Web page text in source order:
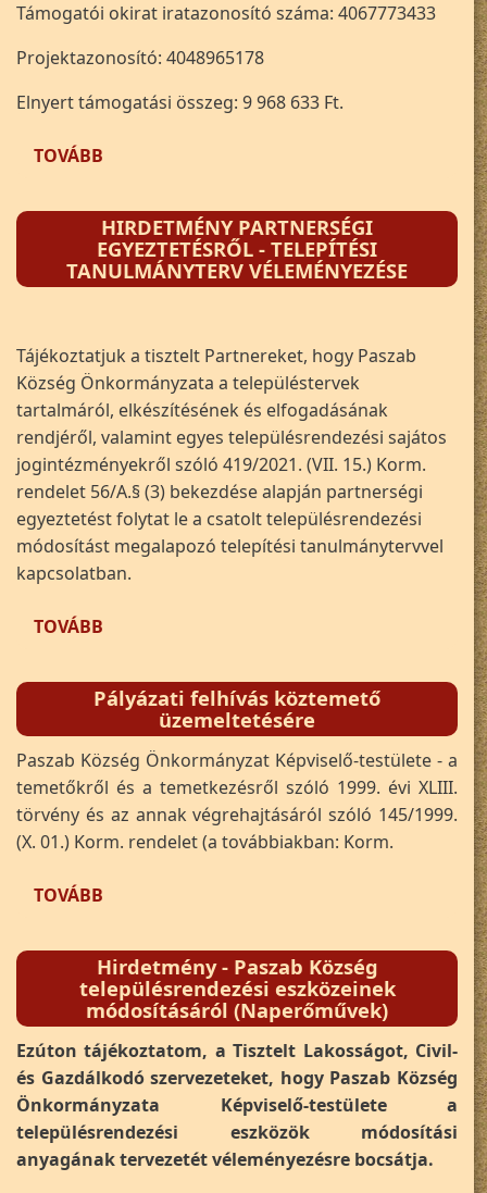
Támogatói okirat iratazonosító száma: 4067773433
Projektazonosító: 4048965178
Elnyert támogatási összeg: 9 968 633 Ft.
TOVÁBB (MFP-ÖTIFB/2025 - MŰHELY ÉS GARÁZSOK
HIRDETMÉNY PARTNERSÉGI
EGYEZTETÉSRŐL - TELEPÍTÉSI
TANULMÁNYTERV VÉLEMÉNYEZÉSE
Tájékoztatjuk a tisztelt Partnereket, hogy Paszab
Község Önkormányzata a településtervek
tartalmáról, elkészítésének és elfogadásának
rendjéről, valamint egyes településrendezési sajátos
jogintézményekről szóló 419/2021. (VII. 15.) Korm.
rendelet 56/A.§ (3) bekezdése alapján partnerségi
egyeztetést folytat le a csatolt településrendezési
módosítást megalapozó telepítési tanulmánytervvel
kapcsolatban.
TOVÁBB (HIRDETMÉNY PARTNERSÉGI
Pályázati felhívás köztemető
üzemeltetésére
Paszab Község Önkormányzat Képviselő-testülete - a
temetőkről és a temetkezésről szóló 1999. évi XLIII.
törvény és az annak végrehajtásáról szóló 145/1999.
(X. 01.) Korm. rendelet (a továbbiakban: Korm.
TOVÁBB (PÁLYÁZATI FELHÍVÁS KÖZTEMETŐ
Hirdetmény - Paszab Község
településrendezési eszközeinek
módosításáról (Naperőművek)
Ezúton tájékoztatom, a Tisztelt Lakosságot, Civil-
és Gazdálkodó szervezeteket, hogy Paszab Község
Önkormányzata Képviselő-testülete a
településrendezési eszközök módosítási
anyagának tervezetét véleményezésre bocsátja.